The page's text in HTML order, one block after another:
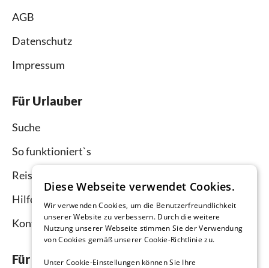
AGB
Datenschutz
Impressum
Für Urlauber
Suche
So funktioniert`s
Reisemagazin
Hilfe Urlauber
Kontakt
Für Vermieter
Diese Webseite verwendet Cookies.
Wir verwenden Cookies, um die Benutzerfreundlichkeit
unserer Website zu verbessern. Durch die weitere
Nutzung unserer Webseite stimmen Sie der Verwendung
von Cookies gemäß unserer Cookie-Richtlinie zu.
Unter Cookie-Einstellungen können Sie Ihre